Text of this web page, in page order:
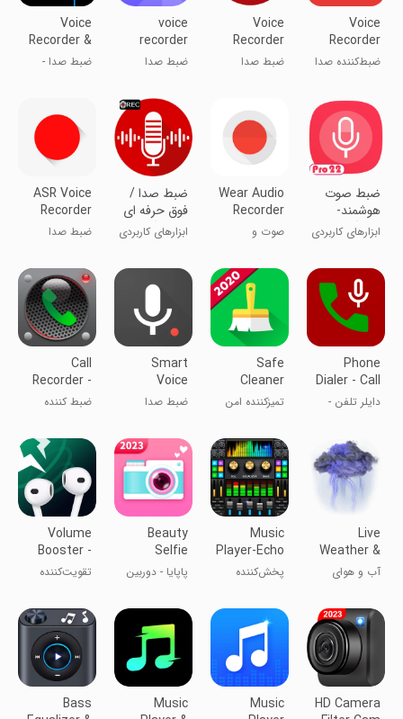
Voice
Recorder
ضبط‌کننده صدا
Voice
Recorder
ضبط صدا
voice
recorder
ضبط صدا
Voice
Recorder &
Voice
Memos
ضبط صدا -
ضبط صوت
هوشمند-
خبرنگاری
ابزارهای کاربردی
Wear Audio
Recorder
صوت و
ضبط صدا /
فوق حرفه ای
/ خبرنگاری
ابزارهای کاربردی
ASR Voice
Recorder
ضبط صدا
Phone
Dialer - Call
Recorder
دایلر تلفن -
Safe
Cleaner
Plus
تمیزکننده امن
Smart
Voice
Recorder
ضبط صدا
Call
Recorder -
CallsBox
ضبط کننده
CallBox
Live
Weather &
Weather
Radar
آب و هوای
و هوا
Music
Player-Echo
Audio
Player
پخش‌کننده
پخش‌کننده
صدای اکو
Beauty
Selfie
Camera -
Papaya
پاپایا - دوربین
Volume
Booster -
Sound
Speaker
تقویت‌کننده
HD Camera
Music
Music
Bass